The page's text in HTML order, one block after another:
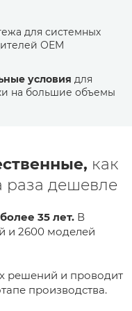
для системных
ОЕМ
условия для
на большие объемы
как
раза дешевле
35 лет. В
и 2600 моделей
решений и проводит
производства.